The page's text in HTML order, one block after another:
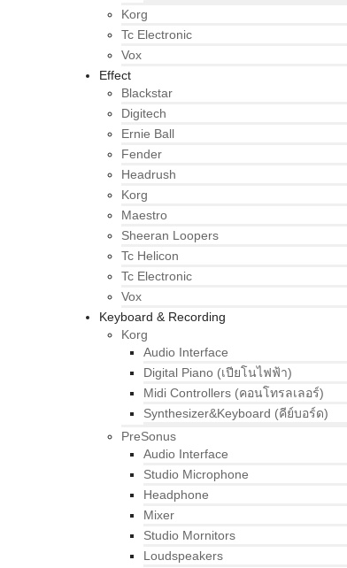
Korg
Tc Electronic
Vox
Effect
Blackstar
Digitech
Ernie Ball
Fender
Headrush
Korg
Maestro
Sheeran Loopers
Tc Helicon
Tc Electronic
Vox
Keyboard & Recording
Korg
Audio Interface
Digital Piano (เปียโนไฟฟ้า)
Midi Controllers (คอนโทรลเลอร์)
Synthesizer&Keyboard (คีย์บอร์ด)
PreSonus
Audio Interface
Studio Microphone
Headphone
Mixer
Studio Mornitors
Loudspeakers